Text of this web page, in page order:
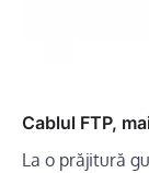
Cablul FTP,
La o prăjitură